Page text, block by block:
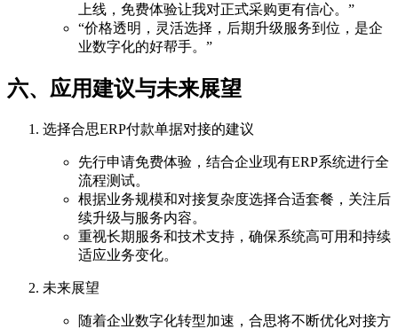
上线，免费体验让我对正式采购更有信心。”
“价格透明，灵活选择，后期升级服务到位，是企
业数字化的好帮手。”
六、应用建议与未来展望
选择合思ERP付款单据对接的建议
先行申请免费体验，结合企业现有ERP系统进行全
流程测试。
根据业务规模和对接复杂度选择合适套餐，关注后
续升级与服务内容。
重视长期服务和技术支持，确保系统高可用和持续
适应业务变化。
未来展望
随着企业数字化转型加速，合思将不断优化对接方